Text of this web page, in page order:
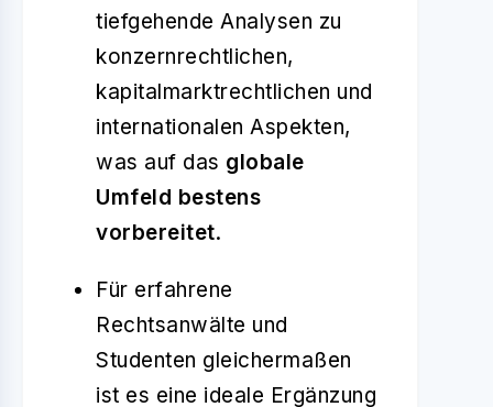
tiefgehende Analysen zu
konzernrechtlichen,
kapitalmarktrechtlichen und
internationalen Aspekten,
was auf das globale
Umfeld bestens
vorbereitet.
Für erfahrene
Rechtsanwälte und
Studenten gleichermaßen
ist es eine ideale Ergänzung